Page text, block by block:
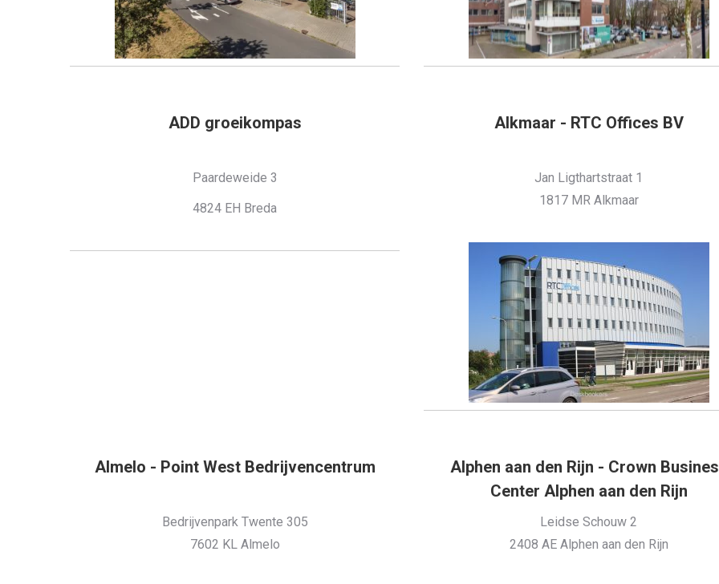
ADD groeikompas
Paardeweide 3
4824 EH Breda
Alkmaar - RTC Offices BV
Jan Ligthartstraat 1
1817 MR Alkmaar
Almelo - Point West Bedrijvencentrum
Bedrijvenpark Twente 305
7602 KL Almelo
Alphen aan den Rijn - Crown
Center Alphen aan den Rijn
Leidse Schouw 2
2408 AE Alphen aan den Rijn